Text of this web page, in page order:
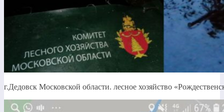
г.Дедовск Московской области. лесное хозяйство